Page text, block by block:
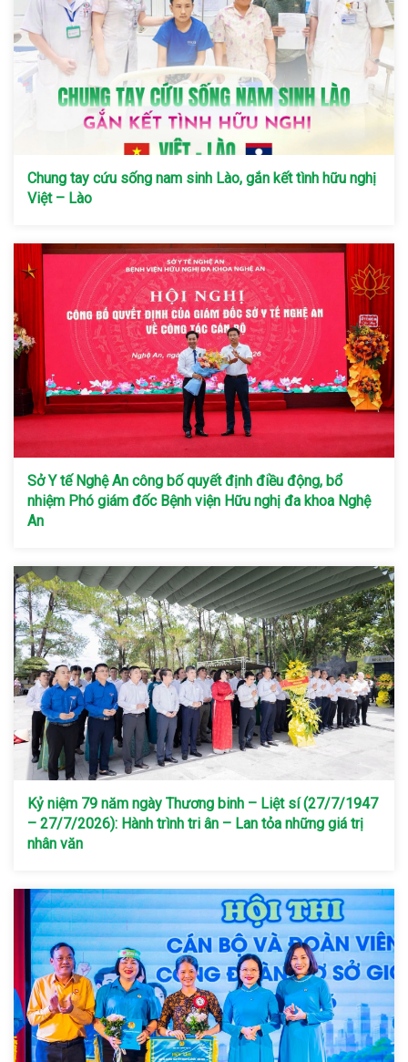
Chung tay cứu sống nam sinh Lào, gắn kết tình hữu nghị
Việt – Lào
Sở Y tế Nghệ An công bố quyết định điều động, bổ
nhiệm Phó giám đốc Bệnh viện Hữu nghị đa khoa Nghệ
An
Kỷ niệm 79 năm ngày Thương binh – Liệt sí (27/7/1947
– 27/7/2026): Hành trình tri ân – Lan tỏa những giá trị
nhân văn